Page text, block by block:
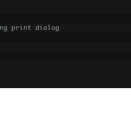
print dialog